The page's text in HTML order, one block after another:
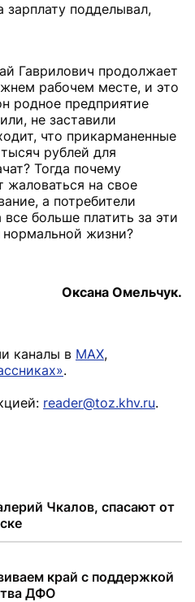
подделывал,
Гаврилович продолжает
рабочем месте, и это
родное предприятие
не заставили
что прикарманенные
рублей для
Тогда почему
жаловаться на свое
а потребители
больше платить за эти
нормальной жизни?
Оксана Омельчук.
каналы в MAX,
.
reader@toz.khv.ru.
Чкалов, спасают от
край с поддержкой
ДФО